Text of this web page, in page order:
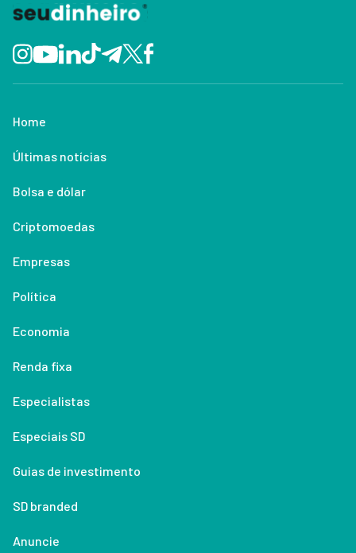
Home
Últimas notícias
Bolsa e dólar
Criptomoedas
Empresas
Política
Economia
Renda fixa
Especialistas
Especiais SD
Guias de investimento
SD branded
Anuncie